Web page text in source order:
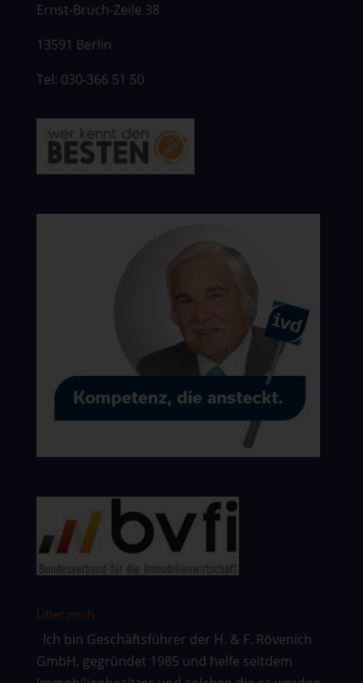
Ernst-Bruch-Zeile 38
13591 Berlin
Tel: 030-366 51 50
Über mich
Ich bin Geschäftsführer der H. & F. Rövenich
GmbH, gegründet 1985 und helfe seitdem